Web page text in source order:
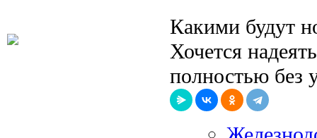
Какими будут
Хочется
полностью без